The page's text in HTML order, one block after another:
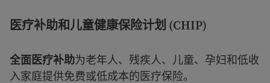
医疗补助和儿童健康保险计划 (CHIP)
全面医疗补助为老年人、残疾人、儿童、孕妇和低收
入家庭提供免费或低成本的医疗保险。